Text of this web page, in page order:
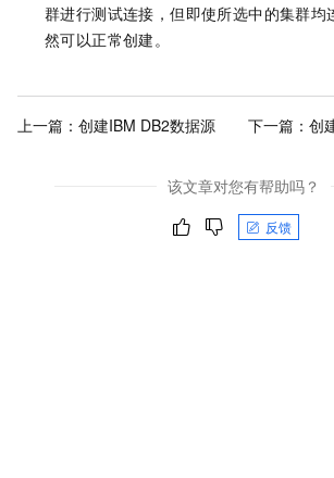
群进行测试连接，但即使所选中的集群均
然可以正常创建。
上一篇： 创建IBM DB2数据源 下一篇： 创
该文章对您有帮助吗？
反馈